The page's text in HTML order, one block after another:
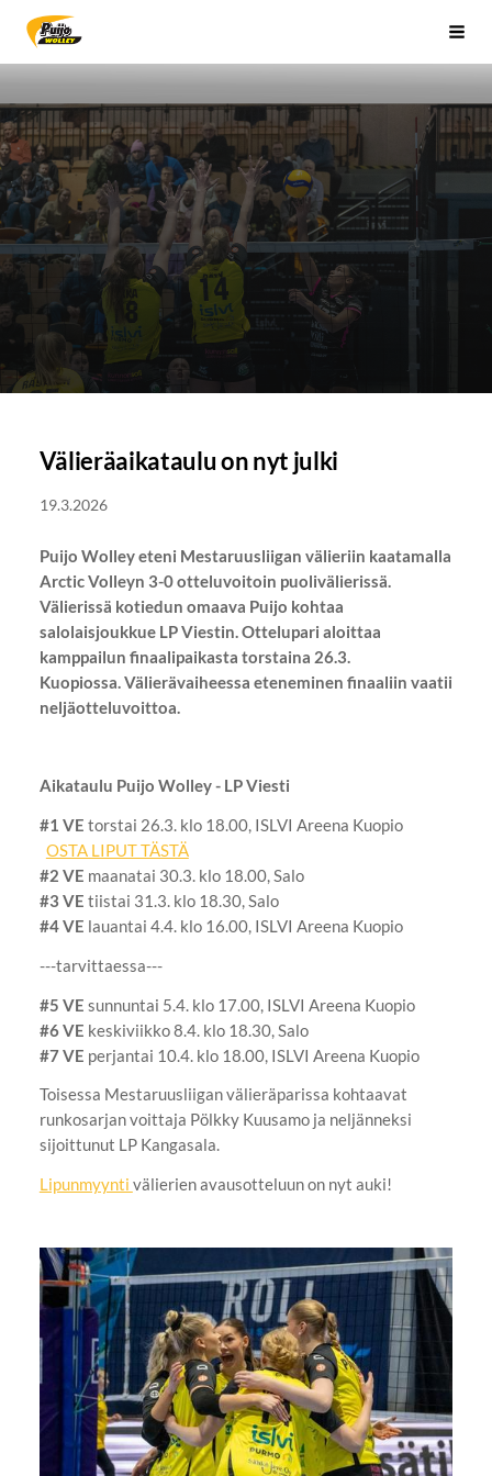
Siirry
sivun
Sivuston etusivulle
Välieräaikataulu on nyt julki
19.3.2026
Puijo Wolley eteni Mestaruusliigan välieriin kaatamalla
Arctic Volleyn 3-0 otteluvoitoin puolivälierissä.
Välierissä kotiedun omaava Puijo kohtaa
salolaisjoukkue LP Viestin. Ottelupari aloittaa
kamppailun finaalipaikasta torstaina 26.3.
Kuopiossa. Välierävaiheessa eteneminen finaaliin vaatii
neljäotteluvoittoa.
Aikataulu Puijo Wolley - LP Viesti
#1 VE torstai 26.3. klo 18.00, ISLVI Areena Kuopio
OSTA LIPUT TÄSTÄ
#2 VE maanatai 30.3. klo 18.00, Salo
#3 VE tiistai 31.3. klo 18.30, Salo
#4 VE lauantai 4.4. klo 16.00, ISLVI Areena Kuopio
---tarvittaessa---
#5 VE sunnuntai 5.4. klo 17.00, ISLVI Areena Kuopio
#6 VE keskiviikko 8.4. klo 18.30, Salo
#7 VE perjantai 10.4. klo 18.00, ISLVI Areena Kuopio
Toisessa Mestaruusliigan välieräparissa kohtaavat
runkosarjan voittaja Pölkky Kuusamo ja neljänneksi
sijoittunut LP Kangasala.
Lipunmyynti välierien avausotteluun on nyt auki!